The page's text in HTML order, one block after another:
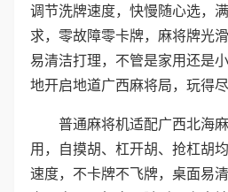
调节洗牌速度，快慢随心选，
求，零故障零卡牌，麻将牌光
易清洁打理，不管是家用还是
地开启地道广西麻将局，玩得尽
普通麻将机适配广西北海
用，自摸胡、杠开胡、抢杠胡
速度，不卡牌不飞牌，桌面易